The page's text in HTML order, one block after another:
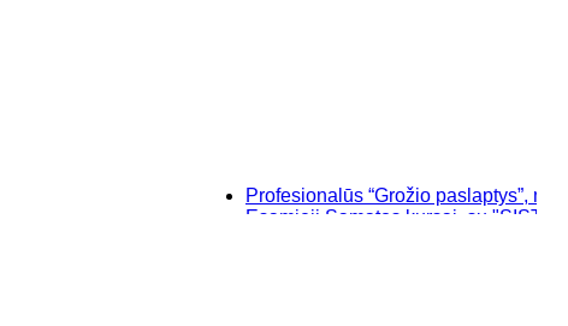
Profesionalūs “Grožio paslaptys”,
Esamieji Sąmatos kursai, su "SISTELA"